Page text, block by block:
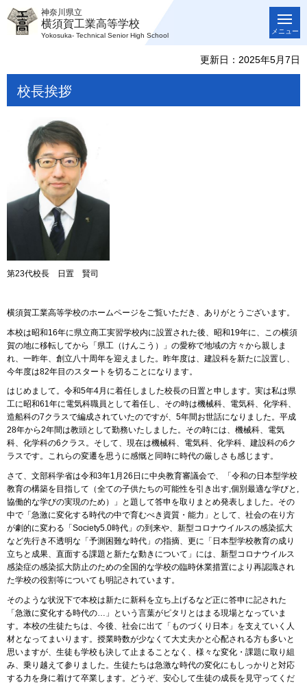
神奈川県立
横須賀工業高等学校
Yokosuka- Technical Senior High School
メニュー
更新日：2025年5月7日
校長挨拶
第23代校長 日置 賢司
横須賀工業高等学校のホームページをご覧いただき、ありがとうございます。
本校は昭和16年に県立商工実習学校内に設置された後、昭和19年に、この横須
賀の地に移転してから「県工（けんこう）」の愛称で地域の方々から親しま
れ、一昨年、創立八十周年を迎えました。昨年度は、建設科を新たに設置し、
今年度は82年目のスタートを切ることになります。
はじめまして。令和5年4月に着任しました校長の日置と申します。実は私は県
工に昭和61年に電気科職員として着任し、その時は機械科、電気科、化学科、
造船科の7クラスで編成されていたのですが、5年間お世話になりました。平成
28年から2年間は教頭として勤務いたしました。その時には、機械科、電気
科、化学科の6クラス。そして、現在は機械科、電気科、化学科、建設科の6ク
ラスです。これらの変遷を思うに感慨と同時に時代の厳しさも感じます。
さて、文部科学省は令和3年1月26日に中央教育審議会で、「令和の日本型学校
教育の構築を目指して（全ての子供たちの可能性を引き出す,個別最適な学びと,
協働的な学びの実現のため）」と題して答申を取りまとめ発表しました。その
中で「急激に変化する時代の中で育むべき資質・能力」として、社会の在り方
が劇的に変わる「Society5.0時代」の到来や、新型コロナウイルスの感染拡大
など先行き不透明な「予測困難な時代」の指摘、更に「日本型学校教育の成り
立ちと成果、直面する課題と新たな動きについて」には、新型コロナウイルス
感染症の感染拡大防止のための全国的な学校の臨時休業措置により再認識され
た学校の役割等についても明記されています。
そのような状況下で本校は新たに新科を立ち上げるなど正に答申に記された
「急激に変化する時代の…」という言葉がピタリとはまる現場となっていま
す。本校の生徒たちは、今後、社会に出て「ものづくり日本」を支えていく人
材となってまいります。授業時数が少なくて大丈夫かと心配される方も多いと
思いますが、生徒も学校も決して止まることなく、様々な変化・課題に取り組
み、乗り越えて参りました。生徒たちは急激な時代の変化にもしっかりと対応
する力を身に着けて卒業します。どうぞ、安心して生徒の成長を見守ってくだ